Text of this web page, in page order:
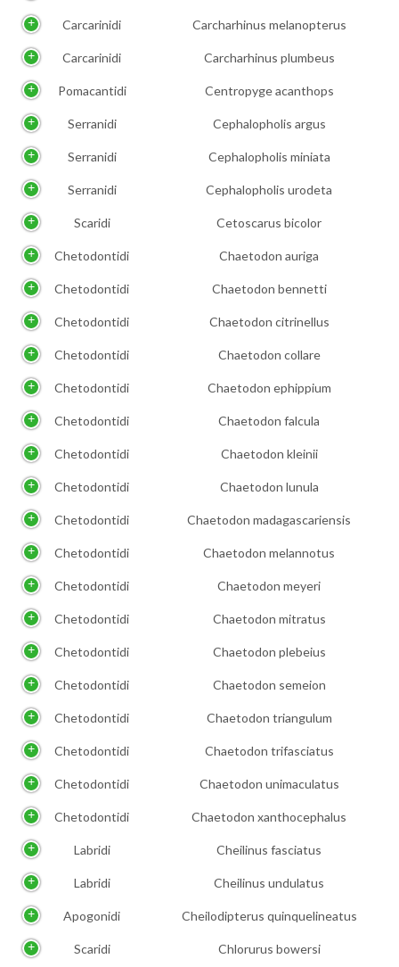
Carcarinidi Carcharhinus melanopterus
Carcarinidi Carcharhinus plumbeus
Pomacantidi Centropyge acanthops
Serranidi Cephalopholis argus
Serranidi Cephalopholis miniata
Serranidi Cephalopholis urodeta
Scaridi Cetoscarus bicolor
Chetodontidi Chaetodon auriga
Chetodontidi Chaetodon bennetti
Chetodontidi Chaetodon citrinellus
Chetodontidi Chaetodon collare
Chetodontidi Chaetodon ephippium
Chetodontidi Chaetodon falcula
Chetodontidi Chaetodon kleinii
Chetodontidi Chaetodon lunula
Chetodontidi Chaetodon madagascariensis
Chetodontidi Chaetodon melannotus
Chetodontidi Chaetodon meyeri
Chetodontidi Chaetodon mitratus
Chetodontidi Chaetodon plebeius
Chetodontidi Chaetodon semeion
Chetodontidi Chaetodon triangulum
Chetodontidi Chaetodon trifasciatus
Chetodontidi Chaetodon unimaculatus
Chetodontidi Chaetodon xanthocephalus
Labridi Cheilinus fasciatus
Labridi Cheilinus undulatus
Apogonidi Cheilodipterus quinquelineatus
Scaridi Chlorurus bowersi